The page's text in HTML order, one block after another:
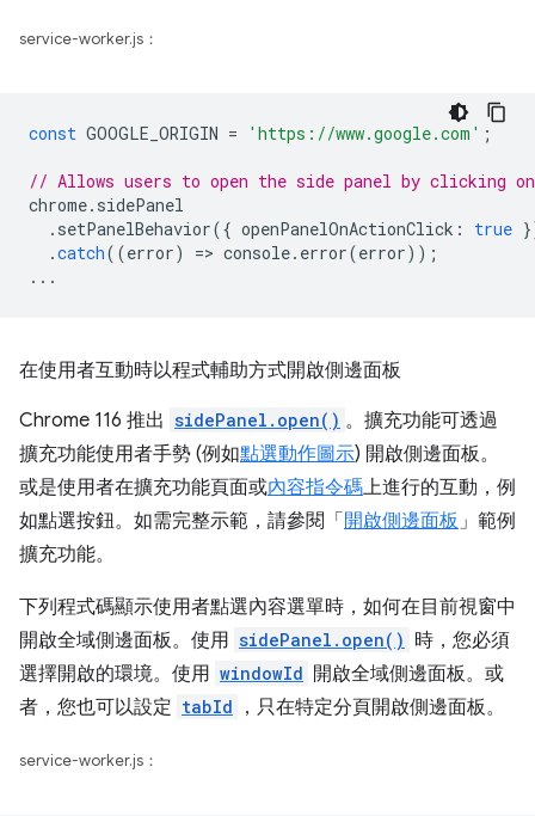
service-worker.js：
const GOOGLE_ORIGIN = 'https://www.google.com' ;
// Allows users to open the side panel by clicking
chrome. sidePanel
. setPanelBehavior({ openPanelOnActionClick : true
.catch((error) => console. error(error));
...
在使用者互動時以程式輔助方式開啟側邊面板
Chrome 116 推出 sidePanel.open() 。擴充功能可透過
擴充功能使用者手勢 (例如點選動作圖示) 開啟側邊面板。
或是使用者在擴充功能頁面或內容指令碼上進行的互動，例
如點選按鈕。如需完整示範，請參閱「 開啟側邊面板」範例
擴充功能。
下列程式碼顯示使用者點選內容選單時，如何在目前視窗中
開啟全域側邊面板。使用 sidePanel.open() 時，您必須
選擇開啟的環境。使用 windowId 開啟全域側邊面板。或
者，您也可以設定 tabId ，只在特定分頁開啟側邊面板。
service-worker.js：